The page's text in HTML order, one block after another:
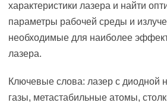
характеристики лазера и найти
параметры рабочей среды и
необходимые для наиболее
лазера.
Ключевые слова: лазер с диодной
газы, метастабильные атомы,